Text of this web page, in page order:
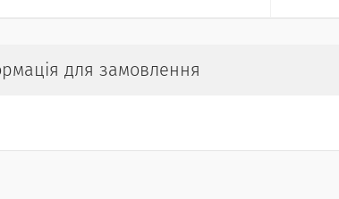
для замовлення